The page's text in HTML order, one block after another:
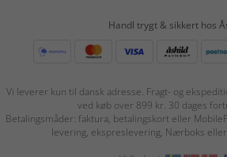
Handl trygt & sikkert hos
Vi leverer kun til dansk adresse. Fragt- og
ved køb over 899 kr. 30 dages
Betalingsmåder: faktura, betalingskort eller
levering, ekspreslevering, Nærboks